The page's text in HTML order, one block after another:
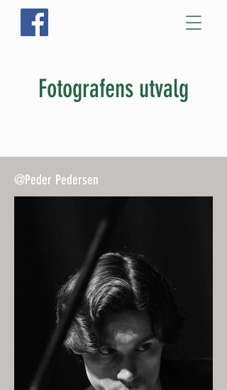
Fotografens utvalg
@Peder Pedersen